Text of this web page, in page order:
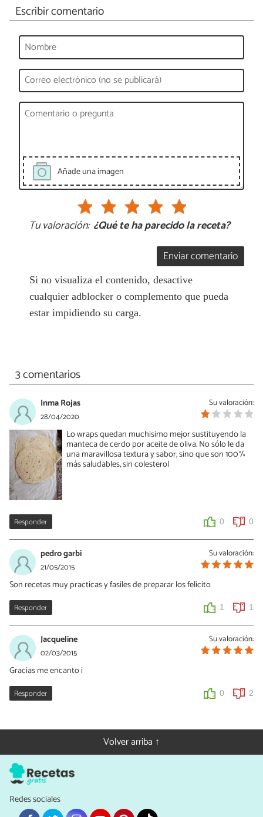
Escribir comentario
Añade una imagen
Tu valoración: ¿Qué te ha parecido la receta?
Enviar comentario
Si no visualiza el contenido, desactive
cualquier adblocker o complemento que pueda
estar impidiendo su carga.
3 comentarios
Su valoración:
Inma Rojas
28/04/2020
Lo wraps quedan muchisimo mejor sustituyendo la
manteca de cerdo por aceite de oliva. No sólo le da
una maravillosa textura y sabor, sino que son 100%
más saludables, sin colesterol
Responder 0 0
Su valoración:
pedro garbi
21/05/2015
Son recetas muy practicas y fasiles de preparar los felicito
Responder 1 1
Su valoración:
Jacqueline
02/03/2015
Gracias me encanto i
Responder 0 2
Volver arriba ↑
Redes sociales